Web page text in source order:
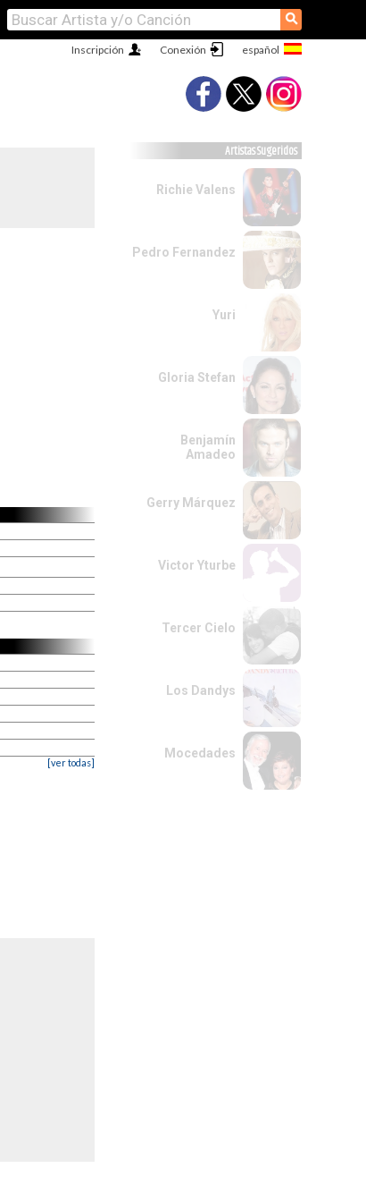
⚲
Conexión
Inscripción
[ver todas]
Artistas Sugeridos
Richie Valens
Pedro Fernandez
Yuri
Gloria Stefan
Benjamín
Amadeo
Gerry Márquez
Victor Yturbe
Tercer Cielo
Los Dandys
Mocedades